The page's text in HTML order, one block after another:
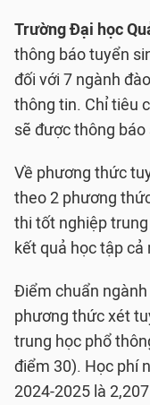
Trường Đại học
thông báo tuyển
đối với 7 ngành
thông tin. Chỉ tiêu
sẽ được thông báo
Về phương thức
theo 2 phương
thi tốt nghiệp
kết quả học tập cả
Điểm chuẩn
phương thức xét
trung học phổ
điểm 30). Học phí
2024-2025 là